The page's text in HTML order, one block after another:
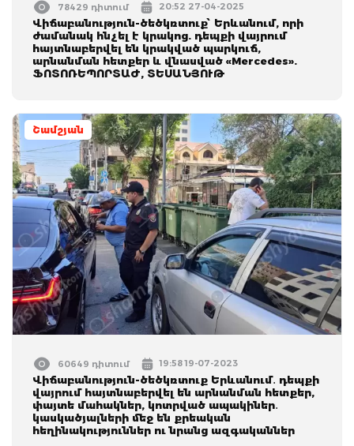
78429 դիտում 20:52 27-04-2025
Վիճաբանություն-ծեծկռտուք՝ Երևանում, որի
ժամանակ հնչել է կրակոց. դեպքի վայրում
հայտնաբերվել են կրակված պարկուճ,
արնանման հետքեր և վնասված «Mercedes».
ՖՈՏՈՌԵՊՈՐՏԱԺ, ՏԵՍԱՆՅՈՒԹ
Շամշյան
60649 դիտում 19:58 19-07-2023
Վիճաբանություն-ծեծկռտուք Երևանում․ դեպքի
վայրում հայտնաբերվել են արնանման հետքեր,
փայտե մահակներ, կոտրված ապակիներ․
կասկածյալների մեջ են քրեական
հեղինակություններ ու նրանց ազգականներ